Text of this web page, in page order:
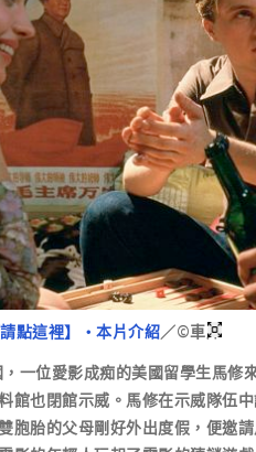
點這裡】 ‧本片介紹／©車庫
位愛影成痴的美國留學生馬修
館也閉館示威。馬修在示威隊伍
胞胎的父母剛好外出度假，便邀